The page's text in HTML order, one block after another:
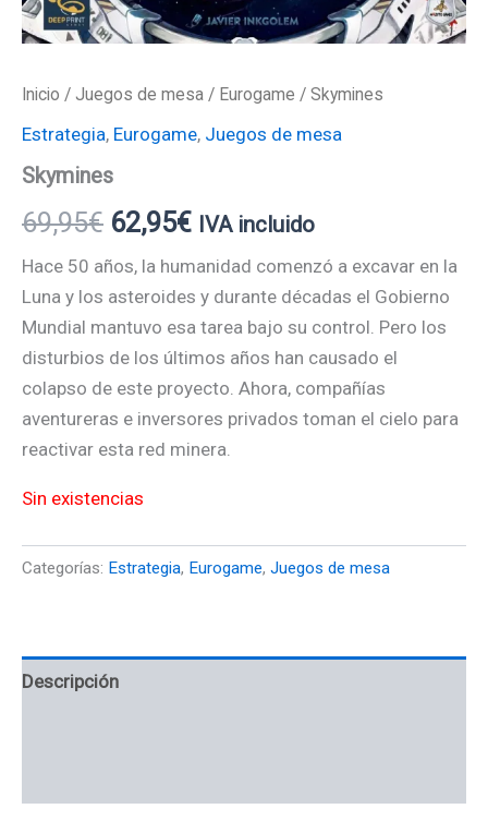
Inicio / Juegos de mesa / Eurogame / Skymines
Estrategia, Eurogame, Juegos de mesa
Skymines
69,95€ 62,95€ IVA incluido
Hace 50 años, la humanidad comenzó a excavar en la
Luna y los asteroides y durante décadas el Gobierno
Mundial mantuvo esa tarea bajo su control. Pero los
disturbios de los últimos años han causado el
colapso de este proyecto. Ahora, compañías
aventureras e inversores privados toman el cielo para
reactivar esta red minera.
Sin existencias
Categorías: Estrategia, Eurogame, Juegos de mesa
Descripción